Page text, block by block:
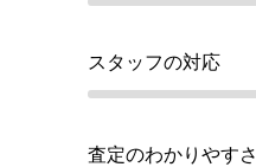
スタッフの対応
査定のわかりやすさ